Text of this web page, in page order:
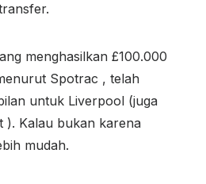
menghasilkan £100.000
Spotrac , telah
untuk Liverpool (juga
). Kalau bukan karena
mudah.